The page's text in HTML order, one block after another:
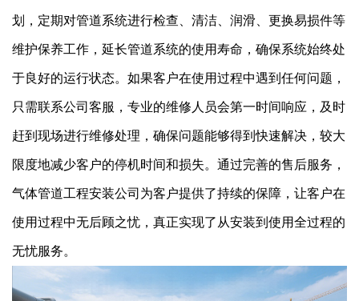
划，定期对管道系统进行检查、清洁、润滑、更换易损件等
维护保养工作，延长管道系统的使用寿命，确保系统始终处
于良好的运行状态。如果客户在使用过程中遇到任何问题，
只需联系公司客服，专业的维修人员会第一时间响应，及时
赶到现场进行维修处理，确保问题能够得到快速解决，较大
限度地减少客户的停机时间和损失。通过完善的售后服务，
气体管道工程安装公司为客户提供了持续的保障，让客户在
使用过程中无后顾之忧，真正实现了从安装到使用全过程的
无忧服务。